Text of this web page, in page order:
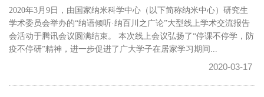
2020年3月9日，由国家纳米科学中心（以下简称纳米中心）研究生
学术委员会举办的“纳语倾听·纳百川之广论”大型线上学术交流报告
会活动于腾讯会议圆满结束。 本次线上会议弘扬了“停课不停学，防
疫不停研”精神，进一步促进了广大学子在居家学习期间...
2020-03-17